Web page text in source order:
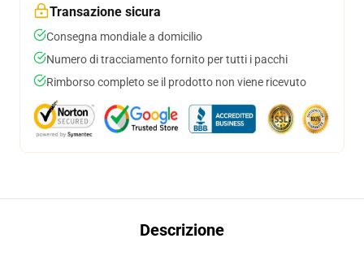
Transazione sicura
Consegna mondiale a domicilio
Numero di tracciamento fornito per tutti i pacchi
Rimborso completo se il prodotto non viene ricevuto
Descrizione